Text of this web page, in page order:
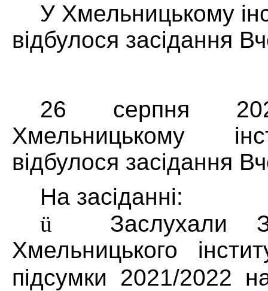
У Хмельницькому
відбулося засідання
26 серпня
Хмельницькому
відбулося засідання
На засіданні:
ü Заслухали
Хмельницького
підсумки
2021/2022